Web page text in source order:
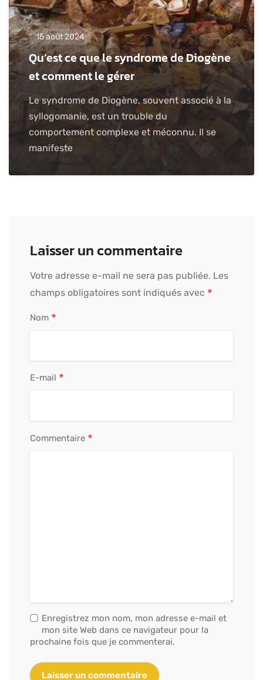
15 août 2024
Qu’est ce que le syndrome de Diogène
et comment le gérer
Le syndrome de Diogène, souvent associé à la
syllogomanie, est un trouble du
comportement complexe et méconnu. Il se
manifeste
Laisser un commentaire
Votre adresse e-mail ne sera pas publiée. Les
champs obligatoires sont indiqués avec *
Nom *
E-mail *
Commentaire *
Enregistrez mon nom, mon adresse e-mail et
mon site Web dans ce navigateur pour la
prochaine fois que je commenterai.